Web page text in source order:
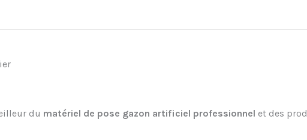
du matériel de pose gazon artificiel professionnel et des